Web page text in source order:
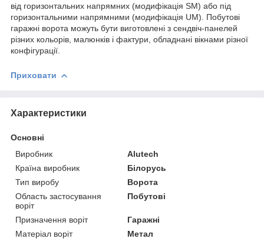
від горизонтальних напрямних (модифікація SM) або під
горизонтальними напрямними (модифікація UM). Побутові
гаражні ворота можуть бути виготовлені з сендвіч-панелей
різних кольорів, малюнків і фактури, обладнані вікнами різної
конфігурації.
Приховати
Характеристики
Основні
Виробник
Alutech
Країна виробник
Білорусь
Тип виробу
Ворота
Область застосування
воріт
Побутові
Призначення воріт
Гаражні
Матеріал воріт
Метал